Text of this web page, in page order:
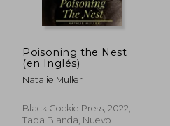
Poisoning the Nest
(en Inglés)
Natalie Muller
Black Cockie Press, 2022,
Tapa Blanda, Nuevo